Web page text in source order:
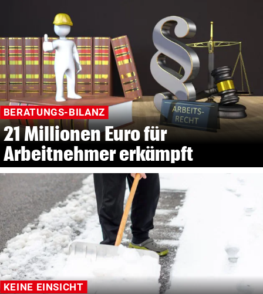
BERATUNGS-BILANZ
21 Millionen Euro für
Arbeitnehmer erkämpft
KEINE EINSICHT